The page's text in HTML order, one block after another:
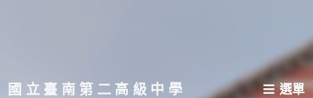
主國立臺南第二高級中學 選單